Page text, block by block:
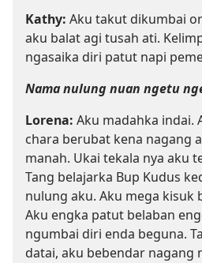
Kathy: Aku takut dikumbai
aku balat agi tusah ati.
ngasaika diri patut napi
Nama nulung nuan ngetu
Lorena: Aku madahka indai.
chara berubat kena nagang
manah. Ukai tekala nya aku
Tang belajarka Bup Kudus
nulung aku. Aku mega kisuk
Aku engka patut belaban
ngumbai diri enda beguna.
datai, aku bebendar nagang